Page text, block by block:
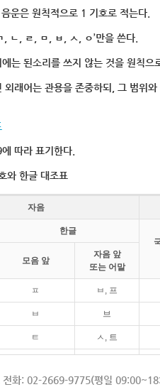
운은 원칙적으로 1 기호로 적는다.
, ㄴ, ㄹ, ㅁ, ㅂ, ㅅ, ㅇ’만을 쓴다.
는 된소리를 쓰지 않는 것을 원칙으
외래어는 관용을 존중하되, 그 범위와
따라 표기한다.
와 한글 대조표
자음
한글
모음 앞
자음 앞
또는 어말
ㅍ ㅂ, 프
ㅂ 브
ㅌ ㅅ, 트
ㅋ ㄱ, 크
전화: 02-2669-9775(평일